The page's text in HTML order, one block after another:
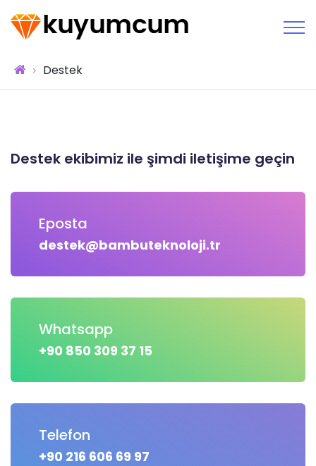
Destek
Destek ekibimiz ile şimdi iletişime geçin
Eposta
destek@bambuteknoloji.tr
Whatsapp
+90 850 309 37 15
Telefon
+90 216 606 69 97